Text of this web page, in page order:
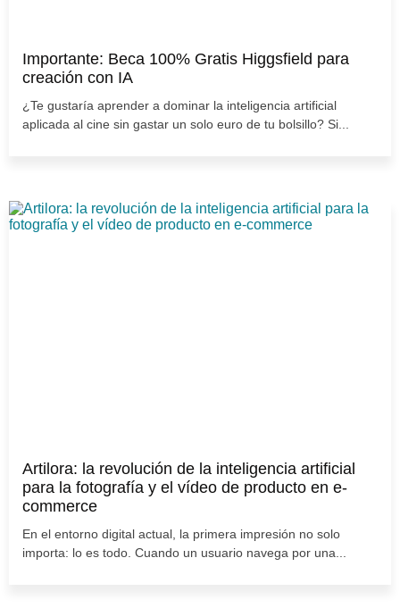
Importante: Beca 100% Gratis Higgsfield para
creación con IA
¿Te gustaría aprender a dominar la inteligencia artificial
aplicada al cine sin gastar un solo euro de tu bolsillo? Si...
Artilora: la revolución de la inteligencia artificial
para la fotografía y el vídeo de producto en e-
commerce
En el entorno digital actual, la primera impresión no solo
importa: lo es todo. Cuando un usuario navega por una...